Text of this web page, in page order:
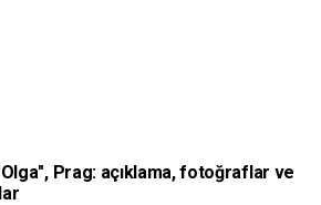
Prag: açıklama, fotoğraflar ve